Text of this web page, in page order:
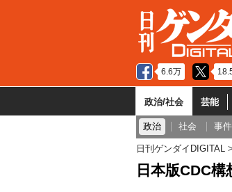
6.6万
政治/社会 芸能
政治 社会 事件
日刊ゲンダイDIGITAL
日本版CDC